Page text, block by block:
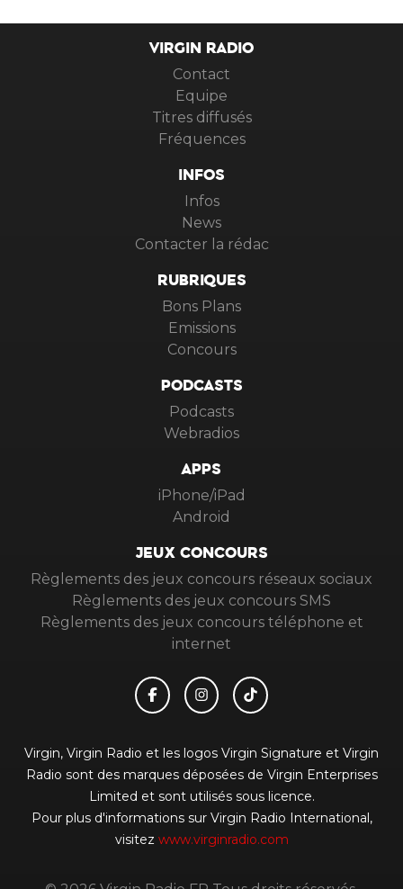
VIRGIN RADIO
Contact
Equipe
Titres diffusés
Fréquences
INFOS
Infos
News
Contacter la rédac
RUBRIQUES
Bons Plans
Emissions
Concours
PODCASTS
Podcasts
Webradios
APPS
iPhone/iPad
Android
JEUX CONCOURS
Règlements des jeux concours réseaux sociaux
Règlements des jeux concours SMS
Règlements des jeux concours téléphone et
internet
Virgin, Virgin Radio et les logos Virgin Signature et Virgin
Radio sont des marques déposées de Virgin Enterprises
Limited et sont utilisés sous licence.
Pour plus d'informations sur Virgin Radio International,
visitez www.virginradio.com